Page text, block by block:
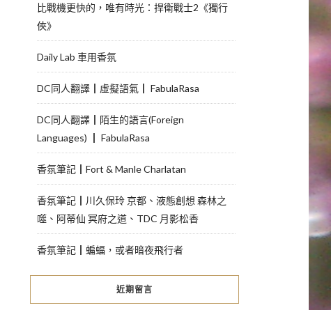
比戰機更快的，唯有時光：捍衛戰士2《獨行
俠》
Daily Lab 車用香氛
DC同人翻譯┃虛擬語氣┃ FabulaRasa
DC同人翻譯┃陌生的語言(Foreign
Languages) ┃ FabulaRasa
香氛筆記┃Fort & Manle Charlatan
香氛筆記┃川久保玲 京都、液態創想 森林之
噬、阿蒂仙 冥府之道、TDC 月影松香
香氛筆記┃蝙蝠，或者暗夜飛行者
近期留言